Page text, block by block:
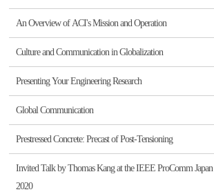
An Overview of ACI's Mission and Operation
Culture and Communication in Globalization
Presenting Your Engineering Research
Global Communication
Prestressed Concrete: Precast of Post-Tensioning
Invited Talk by Thomas Kang at the IEEE ProComm Japan
2020